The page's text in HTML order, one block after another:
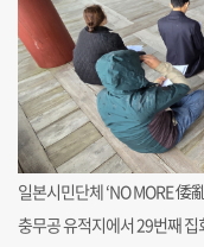
일본시민단체 ‘NO MORE 倭
충무공 유적지에서 29번째